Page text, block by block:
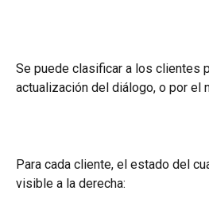
Se puede clasificar a los clientes
actualización del diálogo, o por el
Para cada cliente, el estado del
visible a la derecha: